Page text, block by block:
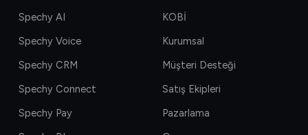
Spechy AI
Spechy Voice
Spechy CRM
Spechy Connect
Spechy Pay
KOBİ
Kurumsal
Müşteri Desteği
Satış Ekipleri
Pazarlama